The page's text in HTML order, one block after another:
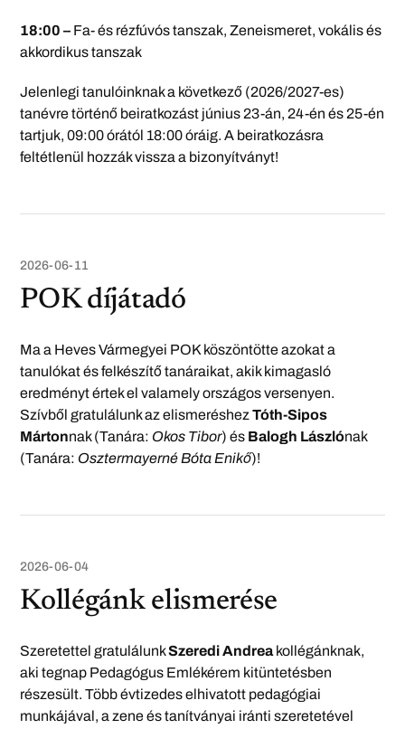
18:00 – Fa- és rézfúvós tanszak, Zeneismeret, vokális és
akkordikus tanszak
Jelenlegi tanulóinknak a következő (2026/2027-es)
tanévre történő beiratkozást június 23-án, 24-én és 25-én
tartjuk, 09:00 órától 18:00 óráig. A beiratkozásra
feltétlenül hozzák vissza a bizonyítványt!
2026-06-11
POK díjátadó
Ma a Heves Vármegyei POK köszöntötte azokat a
tanulókat és felkészítő tanáraikat, akik kimagasló
eredményt értek el valamely országos versenyen.
Szívből gratulálunk az elismeréshezTóth-Sipos
Mártonnak (Tanára: Okos Tibor) és Balogh Lászlónak
(Tanára: Osztermayerné Bóta Enikő)!
2026-06-04
Kollégánk elismerése
Szeretettel gratulálunkSzeredi Andreakollégánknak,
aki tegnap Pedagógus Emlékérem kitüntetésben
részesült. Több évtizedes elhivatott pedagógiai
munkájával, a zene és tanítványai iránti szeretetével